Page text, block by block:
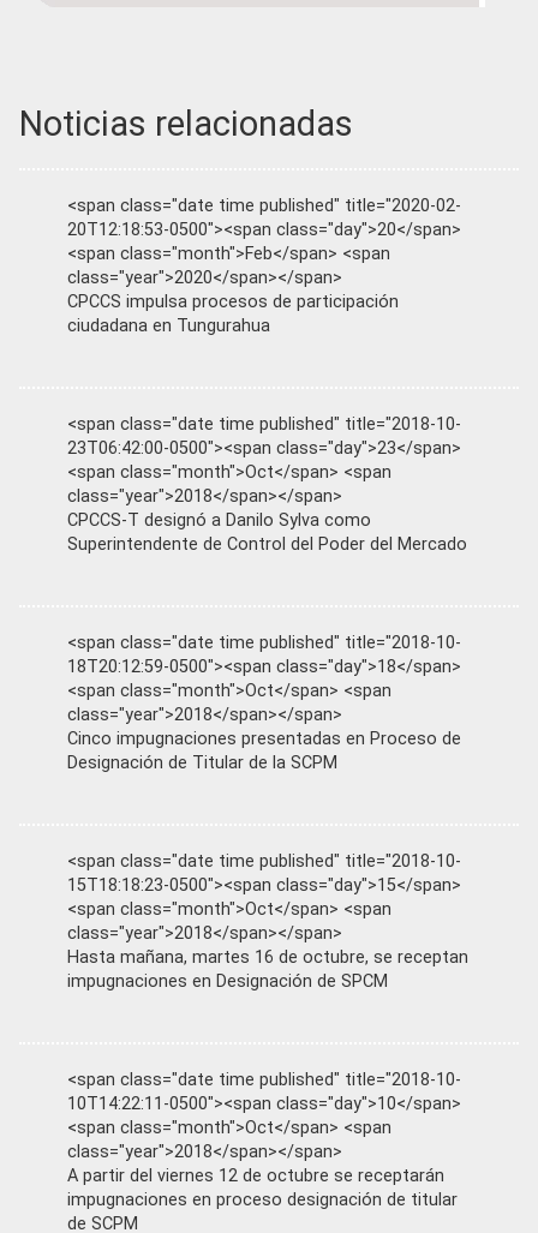
Noticias relacionadas
<span class="date time published" title="2020-02-
20T12:18:53-0500"><span class="day">20</span>
<span class="month">Feb</span> <span
class="year">2020</span></span>
CPCCS impulsa procesos de participación
ciudadana en Tungurahua
<span class="date time published" title="2018-10-
23T06:42:00-0500"><span class="day">23</span>
<span class="month">Oct</span> <span
class="year">2018</span></span>
CPCCS-T designó a Danilo Sylva como
Superintendente de Control del Poder del Mercado
<span class="date time published" title="2018-10-
18T20:12:59-0500"><span class="day">18</span>
<span class="month">Oct</span> <span
class="year">2018</span></span>
Cinco impugnaciones presentadas en Proceso de
Designación de Titular de la SCPM
<span class="date time published" title="2018-10-
15T18:18:23-0500"><span class="day">15</span>
<span class="month">Oct</span> <span
class="year">2018</span></span>
Hasta mañana, martes 16 de octubre, se receptan
impugnaciones en Designación de SPCM
<span class="date time published" title="2018-10-
10T14:22:11-0500"><span class="day">10</span>
<span class="month">Oct</span> <span
class="year">2018</span></span>
A partir del viernes 12 de octubre se receptarán
impugnaciones en proceso designación de titular
de SCPM